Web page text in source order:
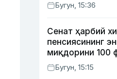
Бугун, 15:36
Сенат ҳарбий
пенсиясининг
миқдорини 100
оширишни
қонунни
Бугун, 15:15